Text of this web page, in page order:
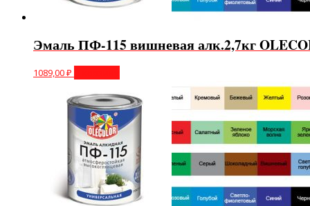
Эмаль ПФ-115 вишневая алк.2,7кг
1089,00₽